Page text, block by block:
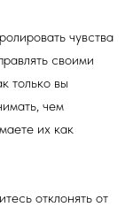
чувства
своими
только вы
чем
их как
отклонять от